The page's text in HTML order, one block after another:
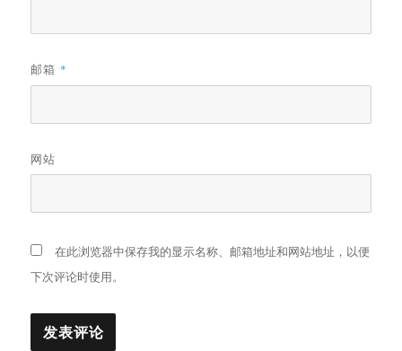
邮箱 *
网站
在此浏览器中保存我的显示名称、邮箱地址和网站地址，以便
下次评论时使用。